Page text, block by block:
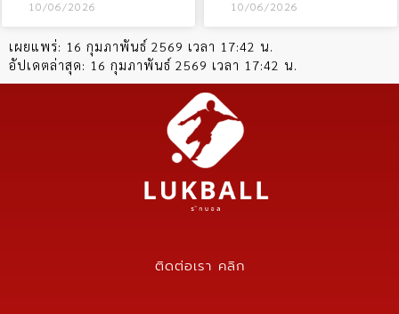
10/06/2026 10/06/2026
เผยแพร่: 16 กุมภาพันธ์ 2569 เวลา 17:42 น.
อัปเดตล่าสุด: 16 กุมภาพันธ์ 2569 เวลา 17:42 น.
ติดต่อเรา คลิก